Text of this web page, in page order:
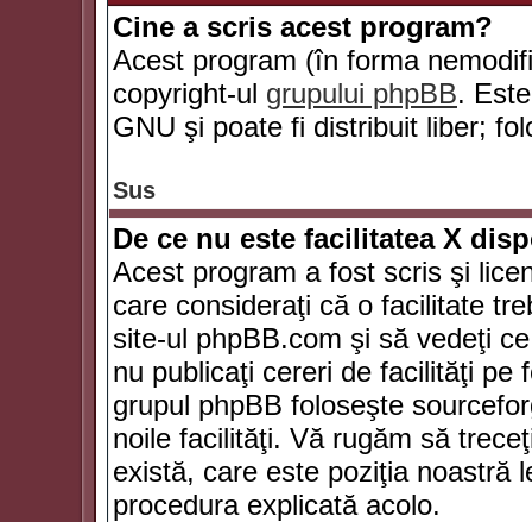
Cine a scris acest program?
Acest program (în forma
copyright-ul grupului phpBB.
GNU şi poate fi distribuit liber;
Sus
De ce nu este facilitatea X
Acest program a fost scris şi
care consideraţi că o facilitate
site-ul phpBB.com şi să vedeţi
nu publicaţi cereri de facilităţi pe
grupul phpBB foloseşte
noile facilităţi. Vă rugăm să
există, care este poziţia noastră
procedura explicată acolo.